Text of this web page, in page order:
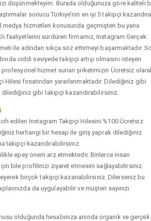
düşünmekteyim. Burada olduğunuza göre kaliteli
sonucu Türkiye’nin en iyi 5 takipçi
hizmetleri konusunda geçmişten bu yana
faaliyetlerini sürdüren firmamız, Instagram Gerçek
ile adından sıkça söz ettirmeyi başarmaktadır.
ciddi seviyede takipçi artışı olmasını isteyen
hizmet sunan şirketimizin Ücretsiz
Hilesi fırsatından yararlanmaktadır. Dilediğiniz gibi
gibi takipçi kazandırabilirsiniz.
edilen Instagram Takipçi Hilesini %100 Ücretsiz
herhangi bir hesap ile giriş yaprak dilediğiniz
takipçi kazandırabilirsiniz.
epey önem arz etmektedir. Binlerce insan
bile profilinizi ziyaret etmesini sağlayabilirsiniz.
birçok takipçi kazanabilirsiniz. Dilerseniz bu
da uygulayabilir ve müşteri sayınızı
olduğunda hesabınıza anında organik ve gerçek